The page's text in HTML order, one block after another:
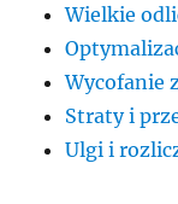
Wielkie
Wycofanie
Straty i
Ulgi i